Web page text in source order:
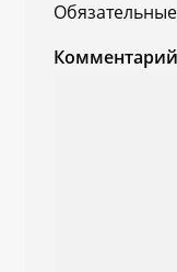
Комментарий